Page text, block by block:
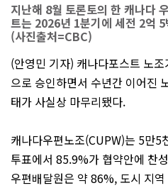
지난해 8월 토론토의 한 캐나다
트는 2026년 1분기에 세전 2억
(사진출처=CBC)
(안영민 기자) 캐나다포스트 노
으로 승인하면서 수년간 이어진
태가 사실상 마무리됐다.
캐나다우편노조(CUPW)는 5만5
투표에서 85.9%가 협약안에 찬
우편배달원은 약 86%, 도시 지